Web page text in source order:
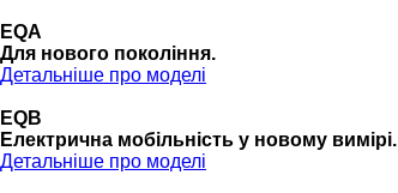
EQA
Для нового покоління.
Детальніше про моделі
EQB
Електрична мобільність у новому вимірі.
Детальніше про моделі